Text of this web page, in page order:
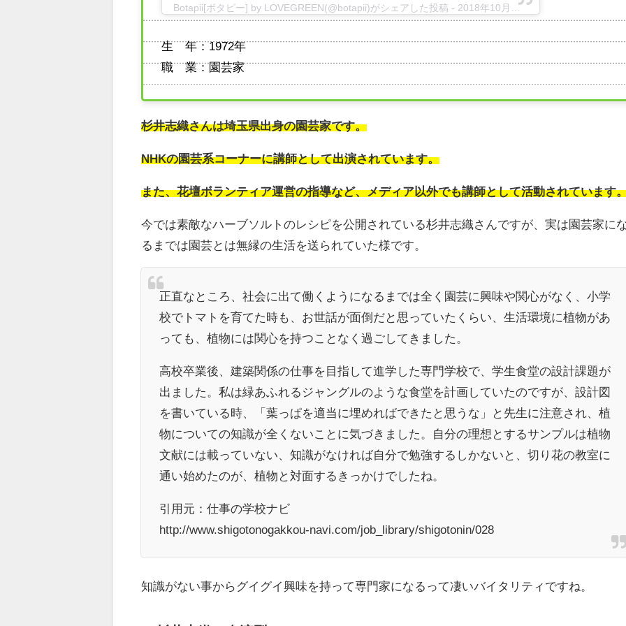
Botapii[ボタピー] by LOVEGREEN(@botapii)がシェアした投稿 - 2018年10月月31日午前1時49分PDT
生 年：1972年
職 業：園芸家
杉井志織さんは埼玉県出身の園芸家です。
NHKの園芸系コーナーに講師として出演されています。
また、花壇ボランティア運営の指導など、メディア以外でも講師として活動されています
今では素敵なハーブソルトのレシピを公開されている杉井志織さんですが、実は園芸家に
るまでは園芸とは無縁の生活を送られていた様です。
正直なところ、社会に出て働くようになるまでは全く園芸に興味や関心がなく、小学
校でトマトを育てた時も、お世話が面倒だと思っていたくらい、生活環境に植物があ
っても、植物には関心を持つことなく過ごしてきました。
高校卒業後、建築関係の仕事を目指して進学した専門学校で、学生食堂の設計課題が
出ました。私は緑あふれるジャングルのような食堂を計画していたのですが、設計図
を書いている時、「葉っぱを適当に埋めればできたと思うな」と先生に注意され、植
物についての知識が全くないことに気づきました。自分の理想とするサンプルは植物
文献には載っていない、知識がなければ自分で勉強するしかないと、切り花の教室に
通い始めたのが、植物と対面するきっかけでしたね。
引用元：仕事の学校ナビ
http://www.shigotonogakkou-navi.com/job_library/shigotonin/028
知識がない事からグイグイ興味を持って専門家になるって凄いバイタリティですね。